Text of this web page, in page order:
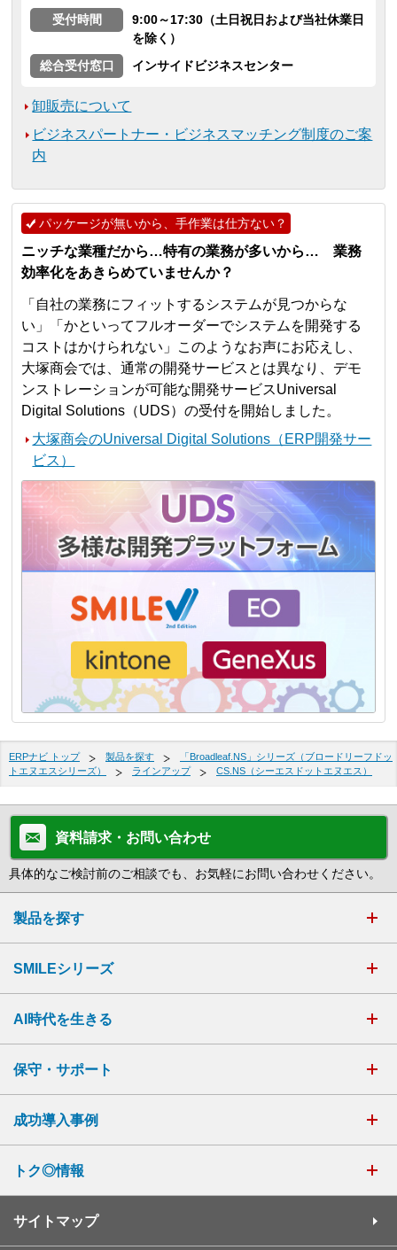
受付時間
9:00～17:30（土日祝日および当社休業日
を除く）
総合受付窓口
インサイドビジネスセンター
卸販売について
ビジネスパートナー・ビジネスマッチング制度のご案
内
パッケージが無いから、手作業は仕方ない？
ニッチな業種だから…特有の業務が多いから… 業務
効率化をあきらめていませんか？
「自社の業務にフィットするシステムが見つからな
い」「かといってフルオーダーでシステムを開発する
コストはかけられない」このようなお声にお応えし、
大塚商会では、通常の開発サービスとは異なり、デモ
ンストレーションが可能な開発サービスUniversal
Digital Solutions（UDS）の受付を開始しました。
大塚商会のUniversal Digital Solutions（ERP開発サー
ビス）
ERPナビ トップ 製品を探す
「Broadleaf.NS」シリーズ（ブロードリーフドッ
トエヌエスシリーズ）
ラインアップ CS.NS（シーエスドットエヌエス）
資料請求・お問い合わせ
具体的なご検討前のご相談でも、お気軽にお問い合わせください。
製品を探す
SMILEシリーズ
AI時代を生きる
保守・サポート
成功導入事例
トク◎情報
サイトマップ